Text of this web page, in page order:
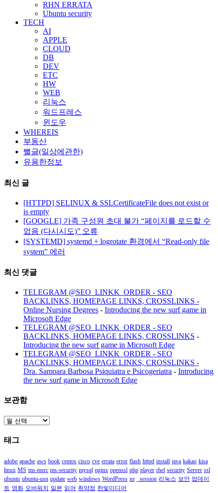
RHN ERRATA
Ubuntu security
TECH
AI
APPLE
CLOUD
DB
DEV
ETC
HW
WEB
리눅스
워드프레스
윈도우
WHEREIS
부동산
뻘글(일상에관한)
유용한정보
최신 글
[HTTPD] SELINUX & SSLCertificateFile does not exist or
is empty
[GOOGLE] 가족 구성원 초대 불가 “페이지를 로드할 수
없음 (다시시도)” 오류
[SYSTEMD] systemd + logrotate 환경에서 “Read-only file
system” 에러
최신 댓글
TELEGRAM @SEO_LINKK_ORDER - SEO
BACKLINKS, HOMEPAGE LINKS, CROSSLINKS -
Online Nursing Degrees - Introducing the new surf game in
Microsoft Edge
TELEGRAM @SEO_LINKK_ORDER - SEO
BACKLINKS, HOMEPAGE LINKS, CROSSLINKS -
Introducing the new surf game in Microsoft Edge
TELEGRAM @SEO_LINKK_ORDER - SEO
BACKLINKS, HOMEPAGE LINKS, CROSSLINKS -
Dra. Samoara Barbosa Psiquiatra e Psicogeriatra - Introducing
the new surf game in Microsoft Edge
보관함
보
함
태그
adobe apache aws book centos cisco cve errata error flash httpd install java kakao kisa
linux MS ms-msrc ms-security mysql nginx openssl php player rhel security Server ssl
ubuntu ubuntu-usn update web windows WordPress xe _session 리눅스 보안 업데이
트 영화 오버워치 일본 읽어 취약점 한빛미디어